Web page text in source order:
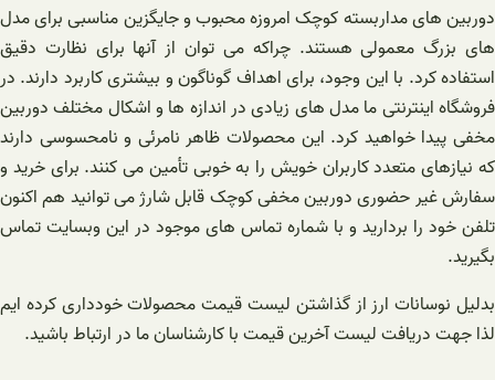
دوربین های مداربسته کوچک امروزه محبوب و‌ جایگزین مناسبی برای مدل
های بزرگ معمولی هستند. چراکه می توان از آنها برای نظارت دقیق
استفاده کرد. با این وجود، برای اهداف گوناگون و بیشتری کاربرد دارند. در
فروشگاه اینترنتی ما مدل های زیادی در اندازه ها و اشکال مختلف دوربین
مخفی پیدا خواهید کرد. این محصولات ظاهر نامرئی و نامحسوسی دارند
که نیازهای متعدد کاربران خویش را به خوبی تأمین می کنند‌. برای خرید و
سفارش غیر حضوری دوربین مخفی کوچک قابل شارژ می توانید هم اکنون
تلفن خود را بردارید و با شماره تماس های موجود در این وبسایت تماس
بگیرید.
بدلیل نوسانات ارز از گذاشتن لیست قیمت محصولات خودداری کرده ایم
لذا جهت دریافت لیست آخرین قیمت با کارشناسان ما در ارتباط باشید.